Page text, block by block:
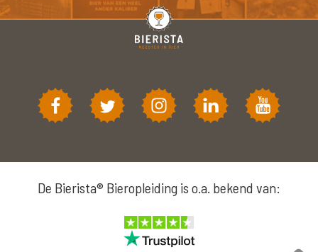
De Bierista® Bieropleiding is o.a. bekend van: